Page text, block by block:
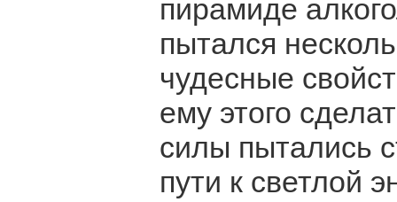
пирамиде
пытался
чудесные
ему этого
силы пытались
пути к светлой